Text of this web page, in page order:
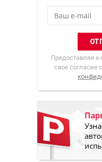
Предоставляя
свое согласие